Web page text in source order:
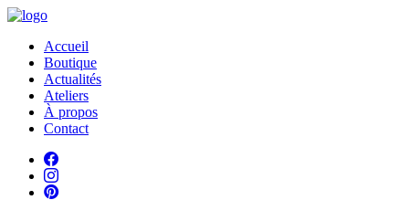
Accueil
Boutique
Actualités
Ateliers
À propos
Contact